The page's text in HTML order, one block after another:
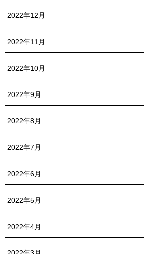
2022年12月
2022年11月
2022年10月
2022年9月
2022年8月
2022年7月
2022年6月
2022年5月
2022年4月